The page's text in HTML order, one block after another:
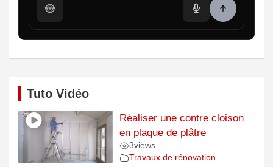
Tuto Vidéo
Réaliser une contre cloison
en plaque de plâtre
3views
Travaux de rénovation